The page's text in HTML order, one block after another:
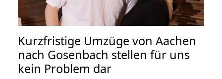
Kurzfristige Umzüge von Aachen
nach Gosenbach stellen für uns
kein Problem dar